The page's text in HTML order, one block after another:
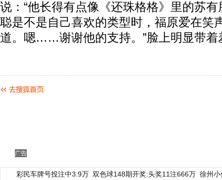
说：“他长得有点像《还珠格格》里的苏有
聪是不是自己喜欢的类型时，福原爱在笑
道。嗯……谢谢他的支持。”脸上明显带着
广告
彩民车牌号投注中3.9万 双色球148期开奖:头奖11注666万 徐州